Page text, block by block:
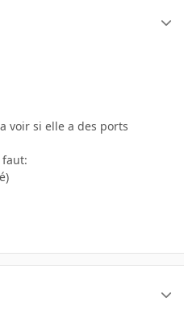
voir si elle a des ports